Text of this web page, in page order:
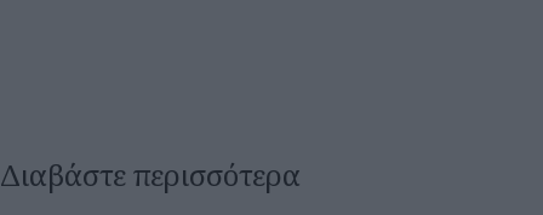
Διαβάστε περισσότερα